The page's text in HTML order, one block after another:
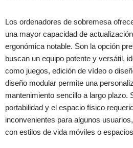
Los ordenadores de sobremesa
una mayor capacidad de
ergonómica notable. Son la opción
buscan un equipo potente y versátil,
como juegos, edición de vídeo o
diseño modular permite una
mantenimiento sencillo a largo plazo.
portabilidad y el espacio físico
inconvenientes para algunos
con estilos de vida móviles o